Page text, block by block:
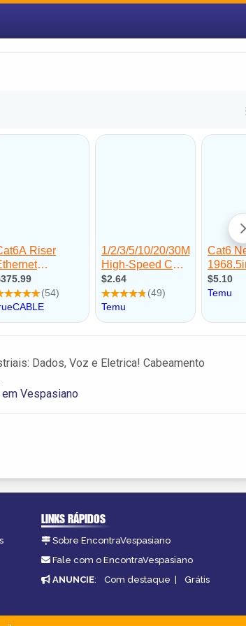
Dados, Voz e Eletrica! Cabeamento
Vespasiano
LINKS RÁPIDOS
Sobre EncontraVespasiano
Fale com o EncontraVespasiano
ANUNCIE: Com destaque | Grátis